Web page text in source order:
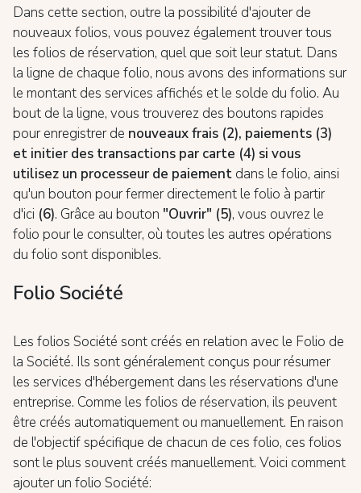
Dans cette section, outre la possibilité d'ajouter de
nouveaux folios, vous pouvez également trouver tous
les folios de réservation, quel que soit leur statut. Dans
la ligne de chaque folio, nous avons des informations sur
le montant des services affichés et le solde du folio. Au
bout de la ligne, vous trouverez des boutons rapides
pour enregistrer de nouveaux frais (2), paiements (3)
et initier des transactions par carte (4) si vous
utilisez un processeur de paiement dans le folio, ainsi
qu'un bouton pour fermer directement le folio à partir
d'ici (6). Grâce au bouton "Ouvrir" (5), vous ouvrez le
folio pour le consulter, où toutes les autres opérations
du folio sont disponibles.
Folio Société
Les folios Société sont créés en relation avec le Folio de
la Société. Ils sont généralement conçus pour résumer
les services d'hébergement dans les réservations d'une
entreprise. Comme les folios de réservation, ils peuvent
être créés automatiquement ou manuellement. En raison
de l'objectif spécifique de chacun de ces folio, ces folios
sont le plus souvent créés manuellement. Voici comment
ajouter un folio Société: